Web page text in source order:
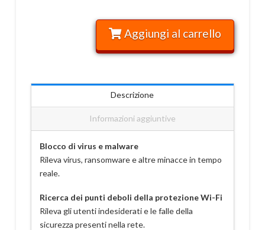
Aggiungi al carrello
Descrizione
Informazioni aggiuntive
Blocco di virus e malware
Rileva virus, ransomware e altre minacce in tempo
reale.
Ricerca dei punti deboli della protezione Wi-Fi
Rileva gli utenti indesiderati e le falle della
sicurezza presenti nella rete.